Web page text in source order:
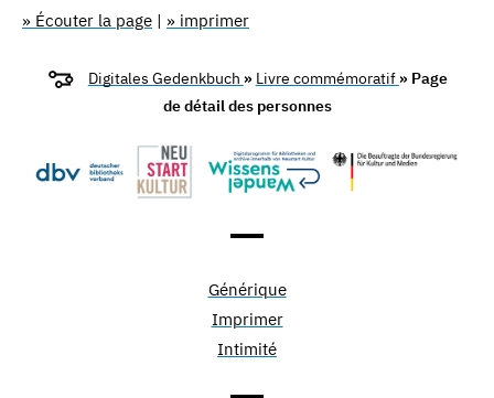
» Écouter la page | » imprimer
Digitales Gedenkbuch » Livre commémoratif » Page
de détail des personnes
Générique
Imprimer
Intimité